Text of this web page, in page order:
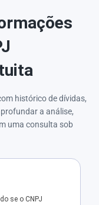
histórico de dívidas,
a análise,
uma consulta sob
se o CNPJ